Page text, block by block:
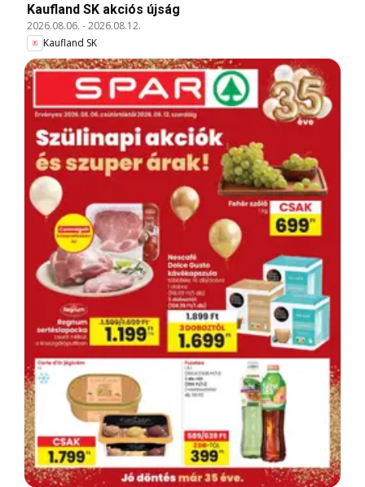
Kaufland SK akciós újság
2026.08.06. -2026.08.12.
Kaufland SK